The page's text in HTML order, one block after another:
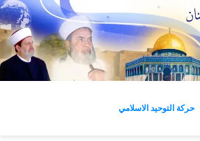
حركة التوحيد الاسلامي